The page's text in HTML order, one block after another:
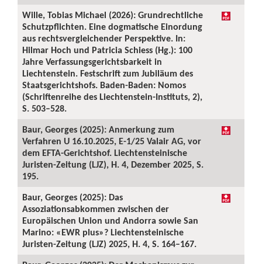
Wille, Tobias Michael (2026): Grundrechtliche
Schutzpflichten. Eine dogmatische Einordung
aus rechtsvergleichender Perspektive. In:
Hilmar Hoch und Patricia Schiess (Hg.): 100
Jahre Verfassungsgerichtsbarkeit in
Liechtenstein. Festschrift zum Jubiläum des
Staatsgerichtshofs. Baden-Baden: Nomos
(Schriftenreihe des Liechtenstein-Instituts, 2),
S. 503–528.
Baur, Georges (2025): Anmerkung zum
Verfahren U 16.10.2025, E-1/25 Valair AG, vor
dem EFTA-Gerichtshof. Liechtensteinische
Juristen-Zeitung (LJZ), H. 4, Dezember 2025, S.
195.
Baur, Georges (2025): Das
Assoziationsabkommen zwischen der
Europäischen Union und Andorra sowie San
Marino: «EWR plus»? Liechtensteinische
Juristen-Zeitung (LJZ) 2025, H. 4, S. 164–167.